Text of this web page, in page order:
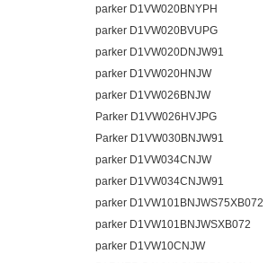
parker D1VW020BNYPH
parker D1VW020BVUPG
parker D1VW020DNJW91
parker D1VW020HNJW
parker D1VW026BNJW
Parker D1VW026HVJPG
Parker D1VW030BNJW91
parker D1VW034CNJW
parker D1VW034CNJW91
parker D1VW101BNJWS75XB072
parker D1VW101BNJWSXB072
parker D1VW10CNJW